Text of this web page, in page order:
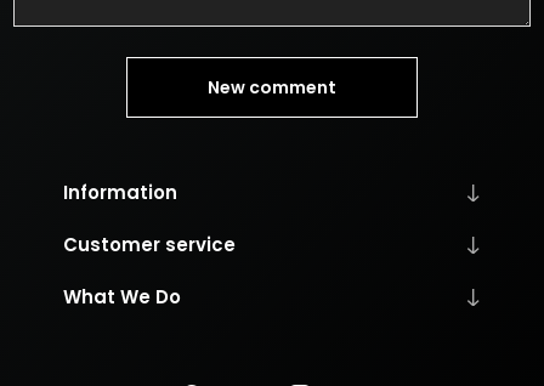
New comment
Information
Customer service
What We Do